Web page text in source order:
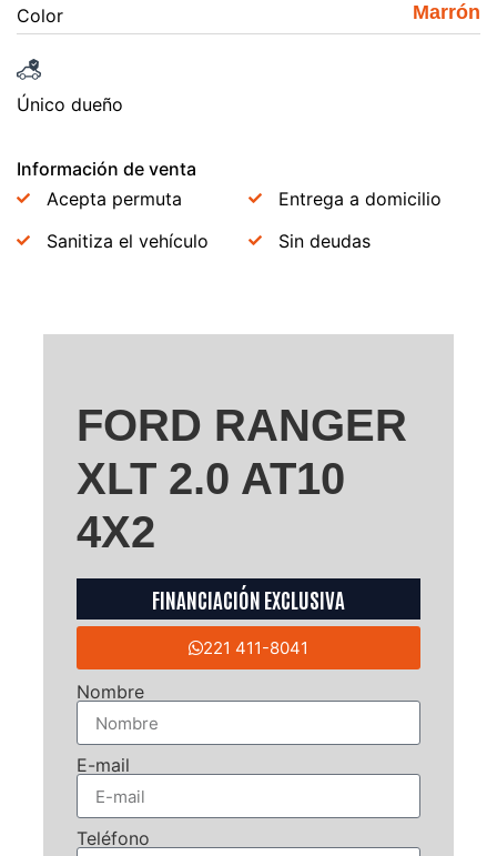
Color Marrón
Único dueño
Información de venta
Acepta permuta
Entrega a domicilio
Sanitiza el vehículo
Sin deudas
FORD RANGER
XLT 2.0 AT10
4X2
FINANCIACIÓN EXCLUSIVA
221 411-8041
Nombre
E-mail
Teléfono